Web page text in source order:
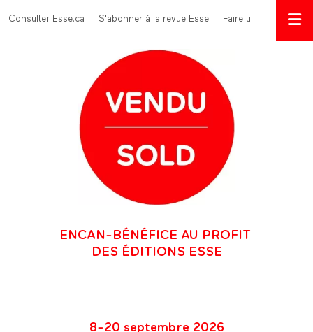
Menu Top
Consulter Esse.ca S'abonner à la revue Esse Faire un don
ENCAN-BÉNÉFICE AU PROFIT
DES ÉDITIONS ESSE
8-20 septembre 2026